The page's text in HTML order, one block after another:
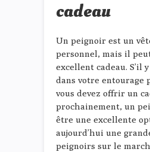
cadeau
Un peignoir est un
personnel, mais il
excellent cadeau. S’il
dans votre entourage
vous devez offrir un
prochainement, un
être une excellente
aujourd’hui une
peignoirs sur le